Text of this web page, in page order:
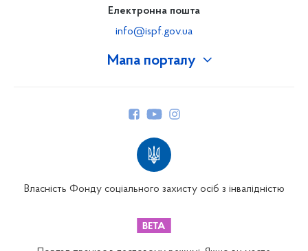
Мапа порталу
Електронна пошта
info@ispf.gov.ua
Власність Фонду соціального захисту осіб з інвалідністю